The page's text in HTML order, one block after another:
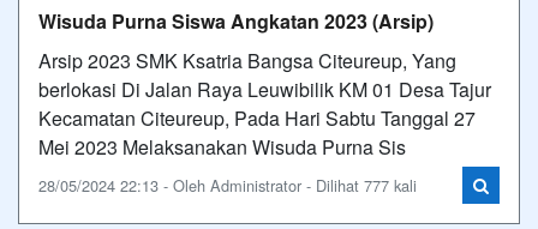
Wisuda Purna Siswa Angkatan 2023 (Arsip)
Arsip 2023 SMK Ksatria Bangsa Citeureup, Yang
berlokasi Di Jalan Raya Leuwibilik KM 01 Desa Tajur
Kecamatan Citeureup, Pada Hari Sabtu Tanggal 27
Mei 2023 Melaksanakan Wisuda Purna Sis
28/05/2024 22:13 - Oleh Administrator - Dilihat 777 kali